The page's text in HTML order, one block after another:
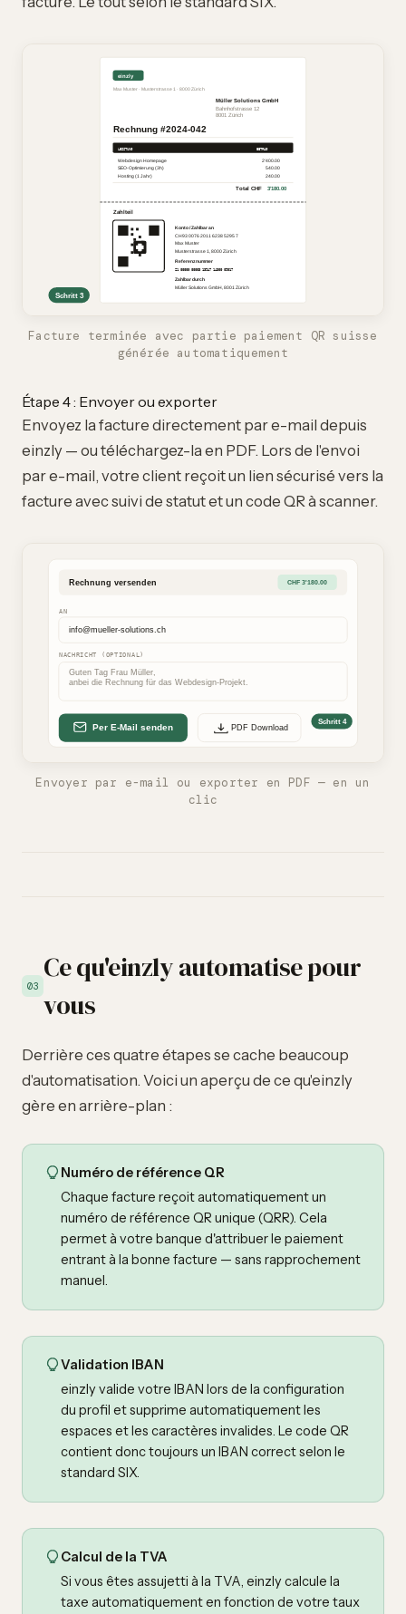
Facture terminée avec partie paiement QR suisse
générée automatiquement
Étape 4 : Envoyer ou exporter
Envoyez la facture directement par e-mail depuis
einzly — ou téléchargez-la en PDF. Lors de l'envoi
par e-mail, votre client reçoit un lien sécurisé vers la
facture avecsuivi de statutet un code QR à scanner.
Envoyer par e-mail ou exporter en PDF — en un
clic
03
Ce qu'einzly automatise pour
vous
Derrière ces quatre étapes se cache beaucoup
d'automatisation. Voici un aperçu de ce qu'einzly
gère en arrière-plan :
Numéro de référence QR
Chaque facture reçoit automatiquement un
numéro de référence QR unique (QRR). Cela
permet à votre banque d'attribuer le paiement
entrant à la bonne facture — sans rapprochement
manuel.
Validation IBAN
einzly valide votre IBAN lors de la configuration
du profil et supprime automatiquement les
espaces et les caractères invalides. Le code QR
contient donc toujours un IBAN correct selon le
standard SIX.
Calcul de la TVA
Si vous êtes assujetti à la TVA, einzly calcule la
taxe automatiquement en fonction de votre taux